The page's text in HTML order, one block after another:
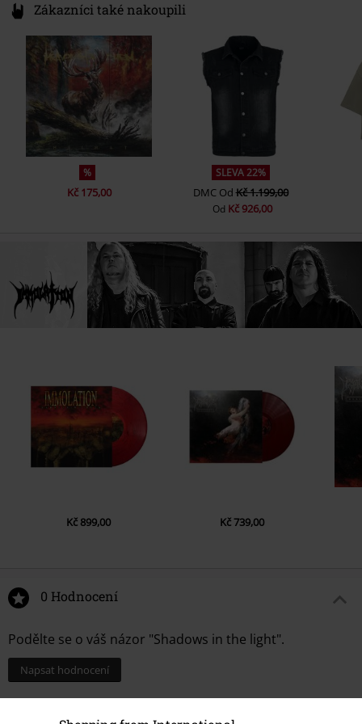
Zákazníci také nakoupili
%
Kč 175,00
SLEVA 22%
DMC OdKč 1.199,00
Od Kč 926,00
Kč 899,00 Kč 739,00
0 Hodnocení
Podělte se o váš názor "Shadows in the light".
Napsat hodnocení